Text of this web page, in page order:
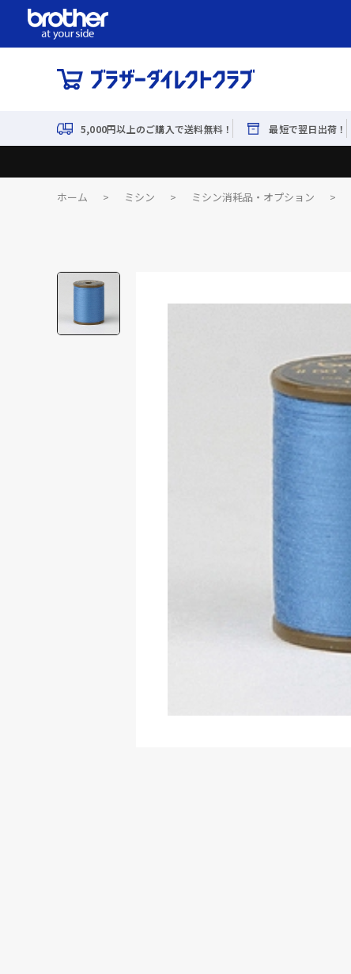
5,000円以上のご購入で送料無料！ 最短で翌日出荷！
ホーム > ミシン > ミシン消耗品・オプション >